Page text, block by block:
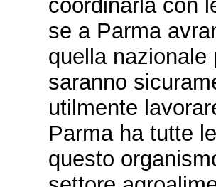
coordinarla con
se a Parma
quella
saranno
utilmente
Parma ha tutte
questo